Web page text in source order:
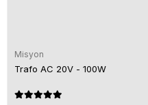
Misyon
Trafo AC 20V - 100W